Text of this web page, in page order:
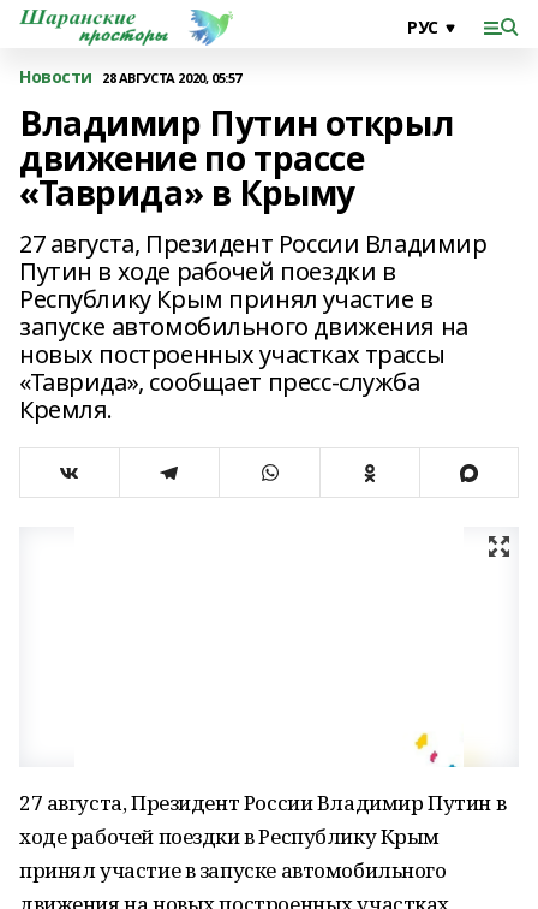
Новости 28 АВГУСТА 2020, 05:57
Владимир Путин открыл
движение по трассе
«Таврида» в Крыму
27 августа, Президент России Владимир
Путин в ходе рабочей поездки в
Республику Крым принял участие в
запуске автомобильного движения на
новых построенных участках трассы
«Таврида», сообщает пресс-служба
Кремля.
27 августа, Президент России Владимир Путин в
ходе рабочей поездки в Республику Крым
принял участие в запуске автомобильного